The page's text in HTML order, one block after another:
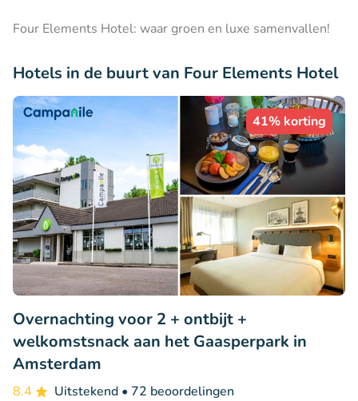
Four Elements Hotel: waar groen en luxe samenvallen!
Hotels in de buurt van Four Elements Hotel
41% korting
Overnachting voor 2 + ontbijt +
welkomstsnack aan het Gaasperpark in
Amsterdam
8.4 Uitstekend • 72 beoordelingen